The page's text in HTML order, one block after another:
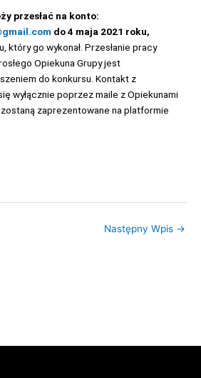
przesłać na konto:
do 4 maja 2021 roku,
który go wykonał. Przesłanie pracy
Opiekuna Grupy jest
do konkursu. Kontakt z
wyłącznie poprzez maile z Opiekunami
zaprezentowane na platformie
Następny Wpis →